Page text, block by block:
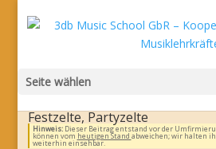
Seite wählen
Festzelte, Partyzelte
Hinweis:Dieser Beitrag entstand vor der
können vom heutigen Stand abweichen; wir halten
weiterhin einsehbar.